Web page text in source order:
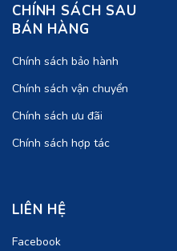
CHÍNH SÁCH SAU
BÁN HÀNG
Chính sách bảo hành
Chính sách vận chuyển
Chính sách ưu đãi
Chính sách hợp tác
LIÊN HỆ
Facebook